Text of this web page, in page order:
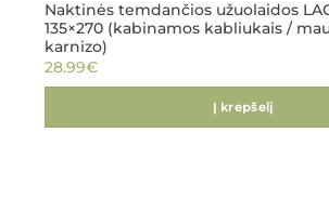
Naktinės temdančios užuolaidos
135×270 (kabinamos kabliukais /
karnizo)
28.99€
Į krepšelį